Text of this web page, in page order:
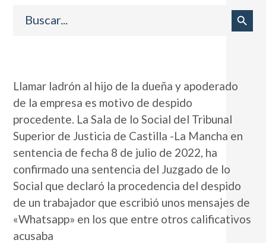
Botón de búsqueda
Llamar ladrón al hijo de la dueña y apoderado
de la empresa es motivo de despido
procedente. La Sala de lo Social del Tribunal
Superior de Justicia de Castilla -La Mancha en
sentencia de fecha 8 de julio de 2022, ha
confirmado una sentencia del Juzgado de lo
Social que declaró la procedencia del despido
de un trabajador que escribió unos mensajes de
«Whatsapp» en los que entre otros calificativos
acusaba